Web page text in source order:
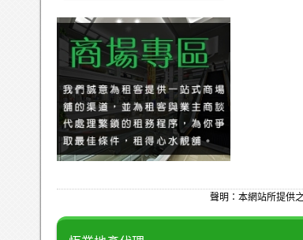
聲明：本網站所提供